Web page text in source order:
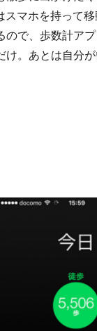
マホを持って
ので、歩数計ア
け。あとは自分